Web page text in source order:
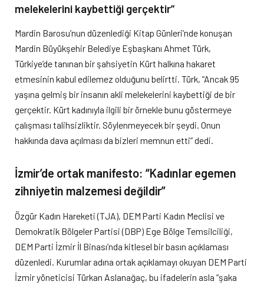
melekelerini kaybettiği gerçektir”
Mardin Barosu’nun düzenlediği Kitap Günleri’nde konuşan
Mardin Büyükşehir Belediye Eşbaşkanı Ahmet Türk,
Türkiye’de tanınan bir şahsiyetin Kürt halkına hakaret
etmesinin kabul edilemez olduğunu belirtti. Türk, “Ancak 95
yaşına gelmiş bir insanın akli melekelerini kaybettiği de bir
gerçektir. Kürt kadınıyla ilgili bir örnekle bunu göstermeye
çalışması talihsizliktir. Söylenmeyecek bir şeydi. Onun
hakkında dava açılması da bizleri memnun etti” dedi.
İzmir’de ortak manifesto: “Kadınlar egemen
zihniyetin malzemesi değildir”
Özgür Kadın Hareketi (TJA), DEM Parti Kadın Meclisi ve
Demokratik Bölgeler Partisi (DBP) Ege Bölge Temsilciliği,
DEM Parti İzmir İl Binası’nda kitlesel bir basın açıklaması
düzenledi. Kurumlar adına ortak açıklamayı okuyan DEM Parti
İzmir yöneticisi Türkan Aslanağaç, bu ifadelerin asla “şaka